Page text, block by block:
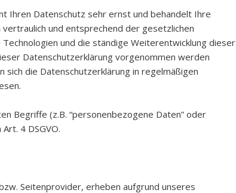
Ihren Datenschutz sehr ernst und behandelt Ihre
und entsprechend der gesetzlichen
und die ständige Weiterentwicklung dieser
Datenschutzerklärung vorgenommen werden
sich die Datenschutzerklärung in regelmäßigen
Begriffe (z.B. “personenbezogene Daten” oder
4 DSGVO.
Seitenprovider, erheben aufgrund unseres